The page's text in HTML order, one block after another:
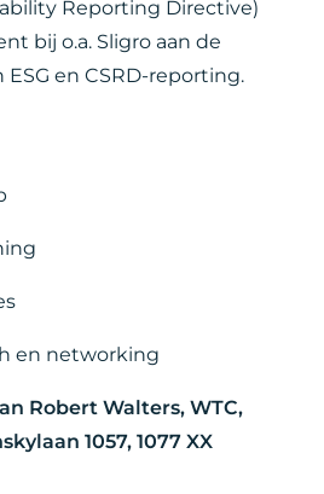
Reporting Directive)
bij o.a. Sligro aan de
en CSRD-reporting.
en networking
Robert Walters, WTC,
1057, 1077 XX